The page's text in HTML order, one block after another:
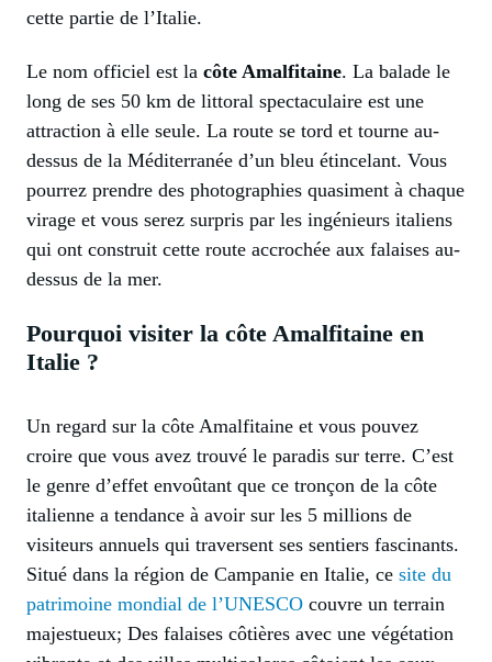
cette partie de l’Italie.
Le nom officiel est la côte Amalfitaine. La balade le
long de ses 50 km de littoral spectaculaire est une
attraction à elle seule. La route se tord et tourne au-
dessus de la Méditerranée d’un bleu étincelant. Vous
pourrez prendre des photographies quasiment à chaque
virage et vous serez surpris par les ingénieurs italiens
qui ont construit cette route accrochée aux falaises au-
dessus de la mer.
Pourquoi visiter la côte Amalfitaine en
Italie ?
Un regard sur la côte Amalfitaine et vous pouvez
croire que vous avez trouvé le paradis sur terre. C’est
le genre d’effet envoûtant que ce tronçon de la côte
italienne a tendance à avoir sur les 5 millions de
visiteurs annuels qui traversent ses sentiers fascinants.
Situé dans la région de Campanie en Italie, ce site du
patrimoine mondial de l’UNESCO couvre un terrain
majestueux; Des falaises côtières avec une végétation